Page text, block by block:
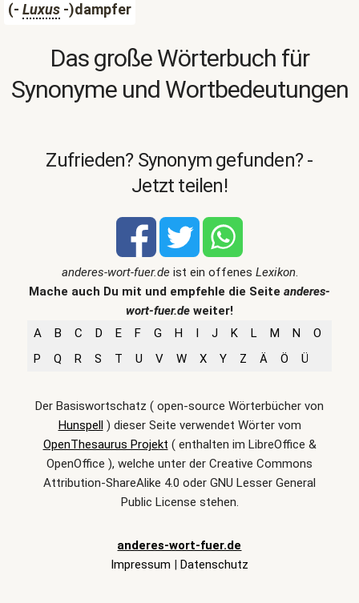
(- Luxus -)dampfer
Das große Wörterbuch für
Synonyme und Wortbedeutungen
Zufrieden? Synonym gefunden? -
Jetzt teilen!
anderes-wort-fuer.deist ein offenes Lexikon.
Mache auch Du mit und empfehle die Seite anderes-
wort-fuer.de weiter!
A
B C D E F G H I J K L M N
O
P
Q R S T U V W X Y Z Ä Ö Ü
Der Basiswortschatz ( open-source Wörterbücher von
Hunspell) dieser Seite verwendet Wörter vom
OpenThesaurus Projekt ( enthalten im LibreOffice &
OpenOffice ), welche unter der Creative Commons
Attribution-ShareAlike 4.0 oder GNU Lesser General
Public License stehen.
anderes-wort-fuer.de
Impressum | Datenschutz